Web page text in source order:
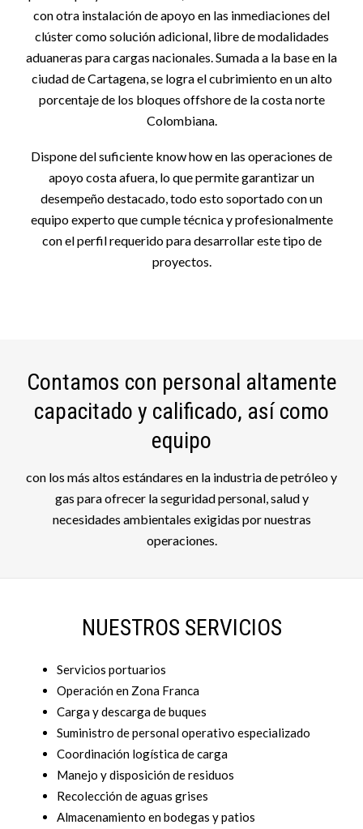
con otra instalación de apoyo en las inmediaciones del
clúster como solución adicional, libre de modalidades
aduaneras para cargas nacionales. Sumada a la base en la
ciudad de Cartagena, se logra el cubrimiento en un alto
porcentaje de los bloques offshore de la costa norte
Colombiana.
Dispone del suficiente know how en las operaciones de
apoyo costa afuera, lo que permite garantizar un
desempeño destacado, todo esto soportado con un
equipo experto que cumple técnica y profesionalmente
con el perfil requerido para desarrollar este tipo de
proyectos.
Contamos con personal altamente
capacitado y calificado, así como
equipo
con los más altos estándares en la industria de petróleo y
gas para ofrecer la seguridad personal, salud y
necesidades ambientales exigidas por nuestras
operaciones.
NUESTROS SERVICIOS
Servicios portuarios
Operación en Zona Franca
Carga y descarga de buques
Suministro de personal operativo especializado
Coordinación logística de carga
Manejo y disposición de residuos
Recolección de aguas grises
Almacenamiento en bodegas y patios